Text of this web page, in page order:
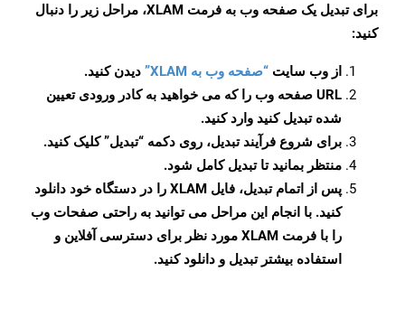
برای تبدیل یک صفحه وب به فرمت XLAM، مراحل زیر را دنبال
کنید:
از وب سایت “صفحه وب به XLAM”
دیدن کنید.
URL صفحه وب را که می خواهید به کادر ورودی تعیین
شده تبدیل کنید وارد کنید.
برای شروع فرآیند تبدیل، روی دکمه “تبدیل” کلیک کنید.
منتظر بمانید تا تبدیل کامل شود.
پس از اتمام تبدیل، فایل XLAM را در دستگاه خود دانلود
کنید. با انجام این مراحل می توانید به راحتی صفحات وب
را با فرمت XLAM مورد نظر برای دسترسی آفلاین و
استفاده بیشتر تبدیل و دانلود کنید.